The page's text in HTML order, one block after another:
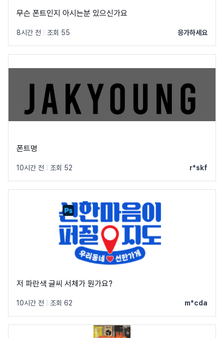
무슨 폰트인지 아시는분 있으신가요
8시간 전 조회 55 응가하세요
폰트명
10시간 전 조회 52 r*skf
저 파란색 글씨 서체가 뭔가요?
10시간 전 조회 62 m*cda